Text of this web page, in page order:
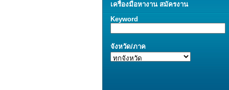
เครื่องมือหางาน สมัครงาน
Keyword
จังหวัด/ภาค